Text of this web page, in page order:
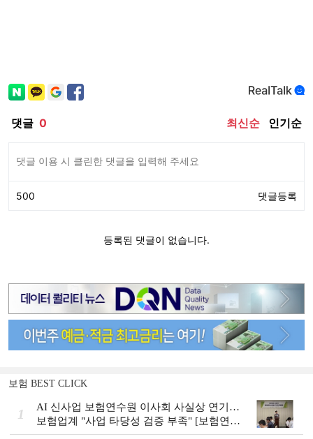
보험 BEST CLICK
1
AI 신사업 보험연수원 이사회 사실상 연기…
보험업계 "사업 타당성 검증 부족" [보험연수
원 AI사업 논란]